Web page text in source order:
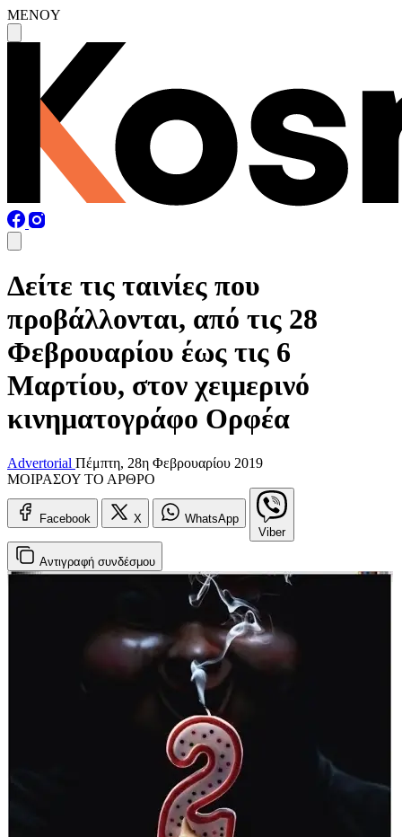
MENOY
Δείτε τις ταινίες που
προβάλλονται, από τις 28
Φεβρουαρίου έως τις 6
Μαρτίου, στον χειμερινό
κινηματογράφο Ορφέα
Advertorial Πέμπτη, 28η Φεβρουαρίου 2019
ΜΟΙΡΑΣΟΥ ΤΟ ΑΡΘΡΟ
Facebook X
WhatsApp
Viber
Αντιγραφή συνδέσμου